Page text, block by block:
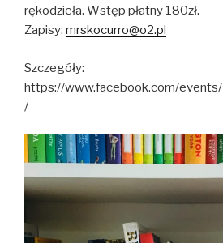
rękodzieła. Wstęp płatny 180zł.
Zapisy: mrskocurro@o2.pl
Szczegóły:
https://www.facebook.com/
/